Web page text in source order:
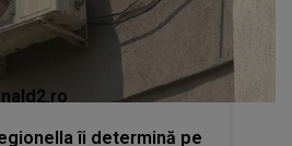
îi determină pe